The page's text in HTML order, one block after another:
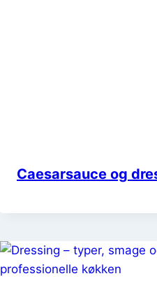
Caesarsauce og